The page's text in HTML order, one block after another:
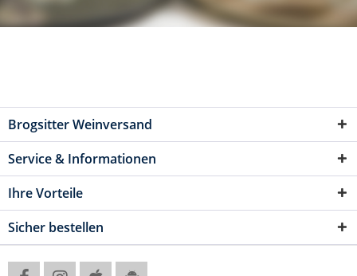
Brogsitter Weinversand
Service & Informationen
Ihre Vorteile
Sicher bestellen